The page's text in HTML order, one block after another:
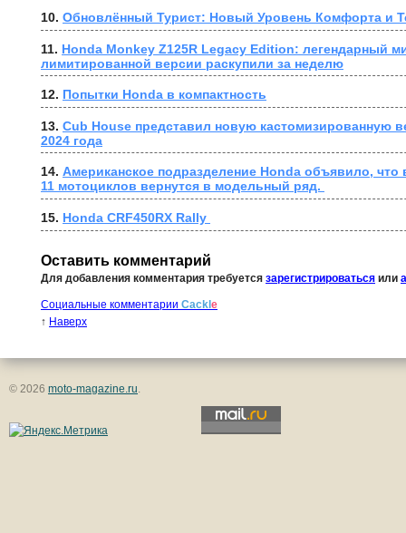
10. Обновлённый Турист: Новый Уровень Комфорта и
11. Honda Monkey Z125R Legacy Edition: легендарный
лимитированной версии раскупили за неделю
12. Попытки Honda в компактность
13. Cub House представил новую кастомизированную
2024 года
14. Американское подразделение Honda объявило, что
11 мотоциклов вернутся в модельный ряд.
15. Honda CRF450RX Rally
Оставить комментарий
Для добавления комментария требуется зарегистрироваться или
Социальные комментарии Cackle
↑ Наверх
© 2026 moto-magazine.ru.